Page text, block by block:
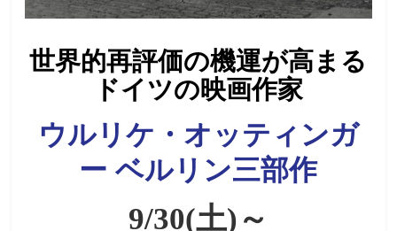
世界的再評価の機運が⾼まる
ドイツの映画作家
ウルリケ・オッティンガ
ー ベルリン三部作
9/30(土)～